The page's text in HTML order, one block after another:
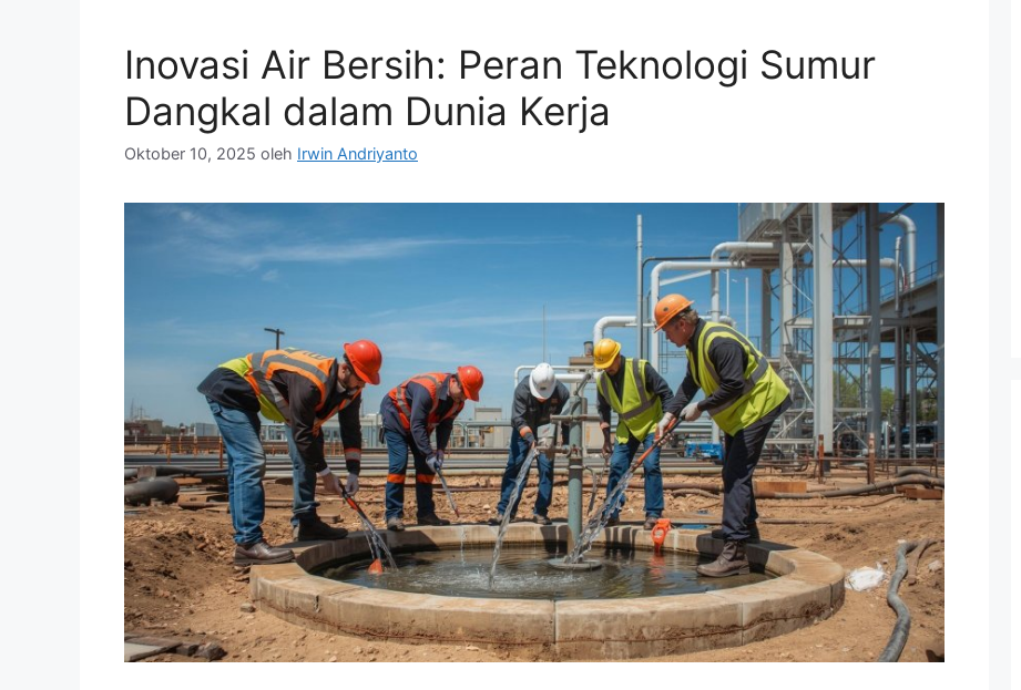
Inovasi Air Bersih: Peran Teknologi Sumur
Dangkal dalam Dunia Kerja
Oktober 10, 2025 oleh Irwin Andriyanto